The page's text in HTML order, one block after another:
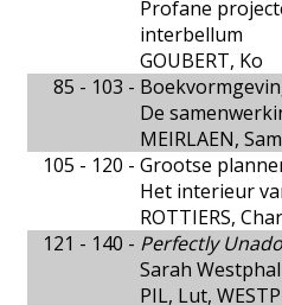
Profane
interbellum
GOUBERT, Ko
85 - 103 -
De
MEIRLAEN, Sam
105 - 120 - Grootse
Het interieur
ROTTIERS,
121 - 140 - Perfectly
Sarah
PIL, Lut,